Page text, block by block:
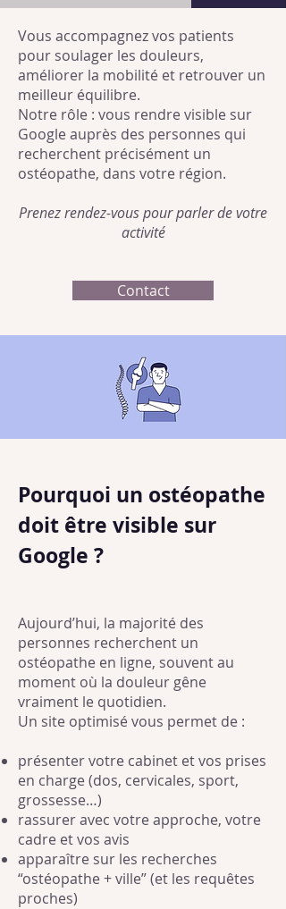
Vous accompagnez vos patients
pour soulager les douleurs,
améliorer la mobilité et retrouver un
meilleur équilibre.
Notre rôle : vous rendre visible sur
Google auprès des personnes qui
recherchent précisément un
ostéopathe, dans votre région.
Prenez rendez-vous pour parler de votre
activité
Contact
Pourquoi un ostéopathe
doit être visible sur
Google ?
Aujourd’hui, la majorité des
personnes recherchent un
ostéopathe en ligne, souvent au
moment où la douleur gêne
vraiment le quotidien.
Un site optimisé vous permet de :
présenter votre cabinet et vos prises
en charge (dos, cervicales, sport,
grossesse…)
rassurer avec votre approche, votre
cadre et vos avis
apparaître sur les recherches
“ostéopathe + ville” (et les requêtes
proches)